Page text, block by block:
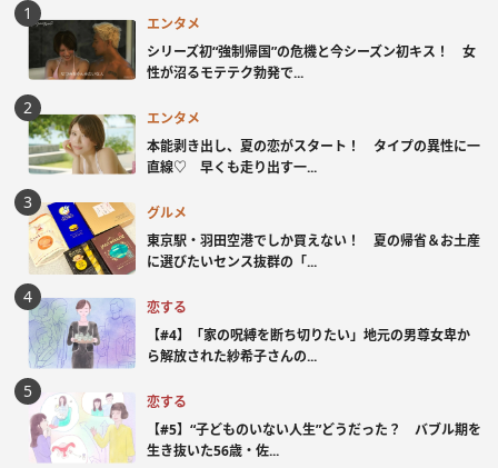
エンタメ
シリーズ初“強制帰国”の危機と今シーズン初キス！ 女
性が沼るモテテク勃発で...
エンタメ
本能剥き出し、夏の恋がスタート！ タイプの異性に一
直線♡ 早くも走り出す一...
グルメ
東京駅・羽田空港でしか買えない！ 夏の帰省＆お土産
に選びたいセンス抜群の「...
恋する
【#4】「家の呪縛を断ち切りたい」地元の男尊女卑か
ら解放された紗希子さんの...
恋する
【#5】“子どものいない人生”どうだった？ バブル期を
生き抜いた56歳・佐...